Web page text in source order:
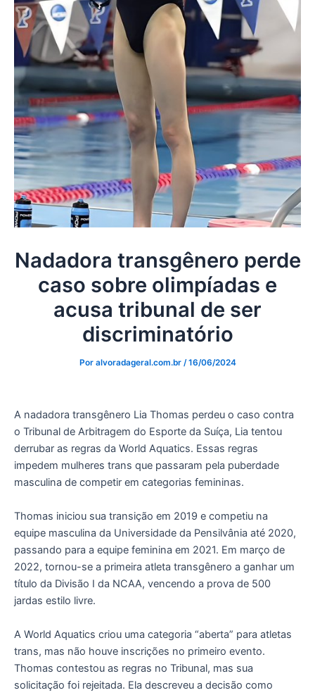
Nadadora transgênero perde
caso sobre olimpíadas e
acusa tribunal de ser
discriminatório
Por alvoradageral.com.br /16/06/2024
A nadadora transgênero Lia Thomas perdeu o caso contra
o Tribunal de Arbitragem do Esporte da Suíça, Lia tentou
derrubar as regras da World Aquatics. Essas regras
impedem mulheres trans que passaram pela puberdade
masculina de competir em categorias femininas.
Thomas iniciou sua transição em 2019 e competiu na
equipe masculina da Universidade da Pensilvânia até 2020,
passando para a equipe feminina em 2021. Em março de
2022, tornou-se a primeira atleta transgênero a ganhar um
título da Divisão I da NCAA, vencendo a prova de 500
jardas estilo livre.
A World Aquatics criou uma categoria “aberta” para atletas
trans, mas não houve inscrições no primeiro evento.
Thomas contestou as regras no Tribunal, mas sua
solicitação foi rejeitada. Ela descreveu a decisão como